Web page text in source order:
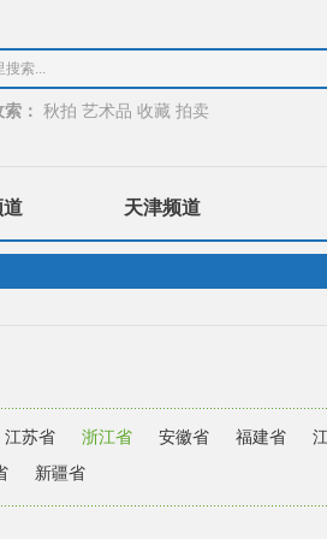
： 秋拍 艺术品 收藏 拍卖
道 天津频道
江苏省 浙江省 安徽省 福建省
新疆省